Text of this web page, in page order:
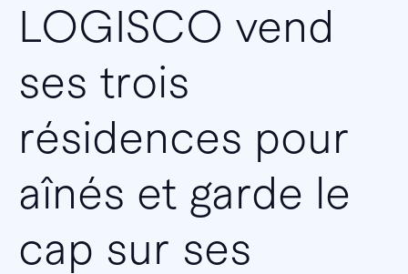
LOGISCO vend
ses trois
résidences pour
aînés et garde le
cap sur ses